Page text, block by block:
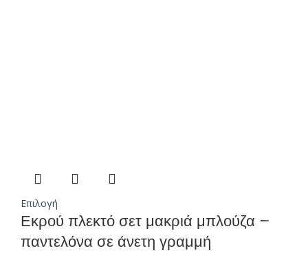
Επιλογή
Εκρού πλεκτό σετ μακριά μπλούζα –
παντελόνα σε άνετη γραμμή